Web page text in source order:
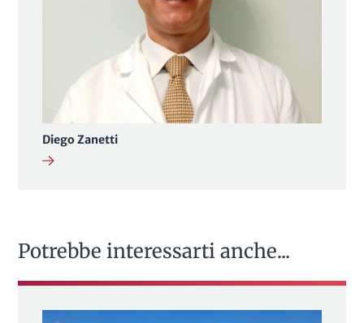
Diego Zanetti
Potrebbe interessarti anche...